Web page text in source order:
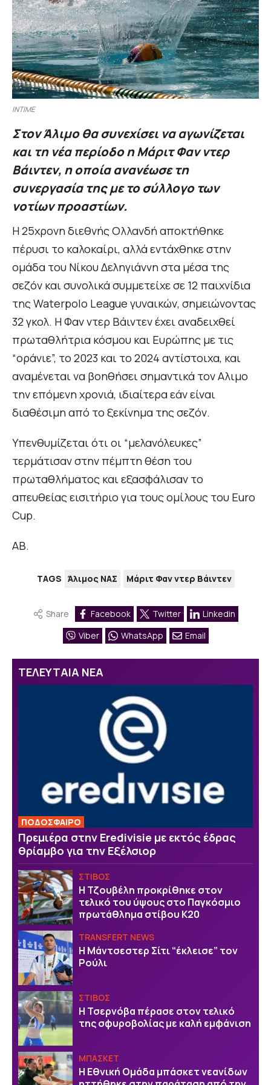
INTIME
Στον Άλιμο θα συνεχίσει να αγωνίζεται
και τη νέα περίοδο η Μάριτ Φαν ντερ
Βάιντεν, η οποία ανανέωσε τη
συνεργασία της με το σύλλογο των
νοτίων προαστίων.
Η 25χρονη διεθνής Ολλανδή αποκτήθηκε
πέρυσι το καλοκαίρι, αλλά εντάχθηκε στην
ομάδα του Νίκου Δεληγιάννη στα μέσα της
σεζόν και συνολικά συμμετείχε σε 12 παιχνίδια
της Waterpolo League γυναικών, σημειώνοντας
32 γκολ. Η Φαν ντερ Βάιντεν έχει αναδειχθεί
πρωταθλήτρια κόσμου και Ευρώπης με τις
“οράνιε”, το 2023 και το 2024 αντίστοιχα, και
αναμένεται να βοηθήσει σημαντικά τον Αλιμο
την επόμενη χρονιά, ιδιαίτερα εάν είναι
διαθέσιμη από το ξεκίνημα της σεζόν.
Υπενθυμίζεται ότι οι “μελανόλευκες”
τερμάτισαν στην πέμπτη θέση του
πρωταθλήματος και εξασφάλισαν το
απευθείας εισιτήριο για τους ομίλους του Euro
Cup.
ΑΒ.
TAGS Άλιμος ΝΑΣ Μάριτ Φαν ντερ Βάιντεν
Share Facebook Twitter
Linkedin
Viber
WhatsApp Email
ΤΕΛΕΥΤΑΙΑ ΝΕΑ
ΠΟΔΟΣΦΑΙΡΟ
Πρεμιέρα στην Eredivisie με εκτός έδρας
θρίαμβο για την Εξέλσιορ
ΣΤΙΒΟΣ
Η Τζουβέλη προκρίθηκε στον
τελικό του ύψους στο Παγκόσμιο
πρωτάθλημα στίβου Κ20
TRANSFERT NEWS
Η Μάντσεστερ Σίτι “έκλεισε” τον
Ρούλι
ΣΤΙΒΟΣ
Η Τσερνόβα πέρασε στον τελικό
της σφυροβολίας με καλή εμφάνιση
ΜΠΑΣΚΕΤ
Η Εθνική Ομάδα μπάσκετ νεανίδων